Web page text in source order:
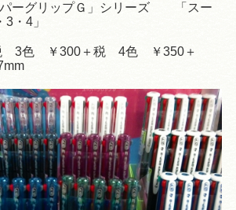
パーグリップＧ」シリーズ 「スー
・4」
3色 ￥300＋税 4色 ￥350＋